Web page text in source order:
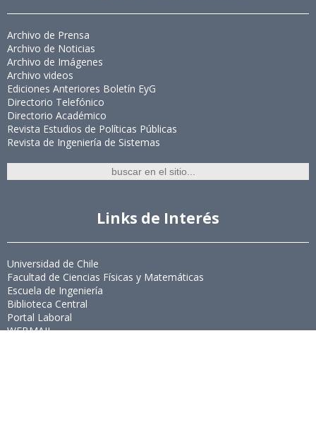
Archivo de Prensa
Archivo de Noticias
Archivo de Imágenes
Archivo videos
Ediciones Anteriores Boletín EyG
Directorio Telefónico
Directorio Académico
Revista Estudios de Políticas Públicas
Revista de Ingeniería de Sistemas
Links de Interés
Universidad de Chile
Facultad de Ciencias Físicas y Matemáticas
Escuela de Ingeniería
Biblioteca Central
Portal Laboral
WEBMAIL